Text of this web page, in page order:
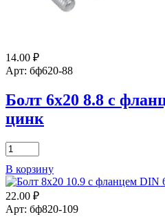
14.00 ₽
Арт: бф620-88
Болт 6х20 8.8 с
цинк
Количество
товара
Болт
6х20
8.8
с
В корзину
22.00 ₽
Арт: бф820-109